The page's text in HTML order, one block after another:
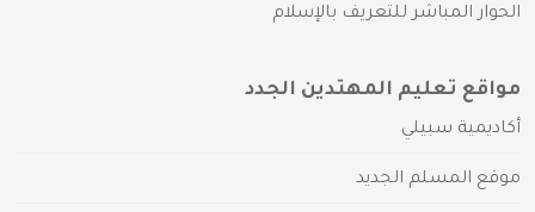
الحوار المباشر للتعريف بالإسلام
مواقع تعليم المهتدين الجدد
أكاديمية سبيلي
موقع المسلم الجديد